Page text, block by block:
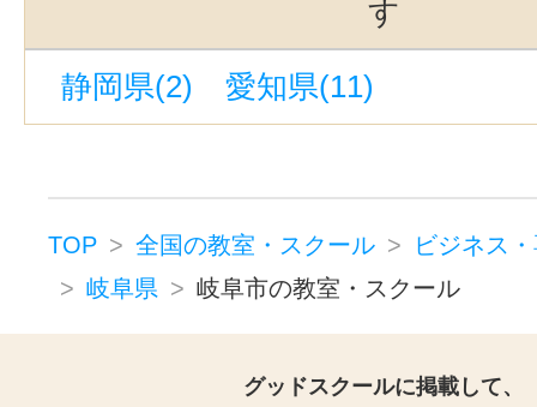
す
静岡県(2) 愛知県(11)
TOP 全国の教室・スクール
ビジネス
岐阜県
岐阜市の教室・スクール
グッドスクールに掲載して、